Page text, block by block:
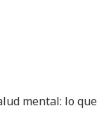
mental: lo que